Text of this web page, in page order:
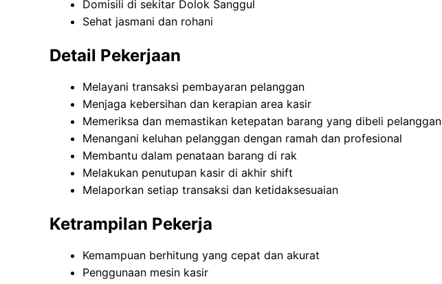
Domisili di sekitar Dolok Sanggul
Sehat jasmani dan rohani
Detail Pekerjaan
Melayani transaksi pembayaran pelanggan
Menjaga kebersihan dan kerapian area kasir
Memeriksa dan memastikan ketepatan barang yang dibeli pelanggan
Menangani keluhan pelanggan dengan ramah dan profesional
Membantu dalam penataan barang di rak
Melakukan penutupan kasir di akhir shift
Melaporkan setiap transaksi dan ketidaksesuaian
Ketrampilan Pekerja
Kemampuan berhitung yang cepat dan akurat
Penggunaan mesin kasir